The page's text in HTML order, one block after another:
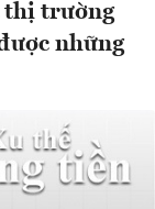
thị trường
những